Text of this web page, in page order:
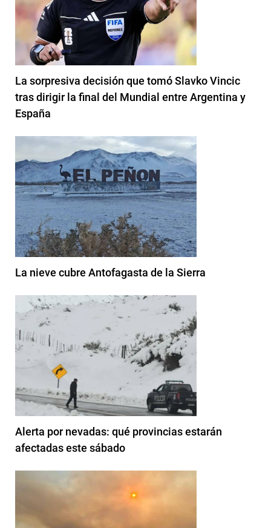
La sorpresiva decisión que tomó Slavko Vincic
tras dirigir la final del Mundial entre Argentina y
España
La nieve cubre Antofagasta de la Sierra
Alerta por nevadas: qué provincias estarán
afectadas este sábado